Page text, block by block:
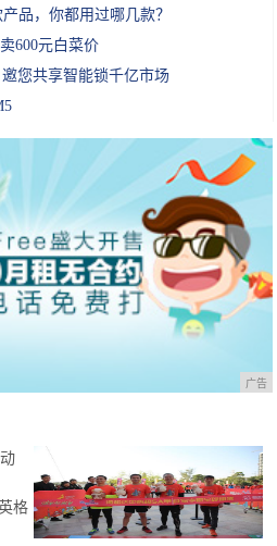
品，你都用过哪几款？
600元白菜价
您共享智能锁千亿市场
广告
格